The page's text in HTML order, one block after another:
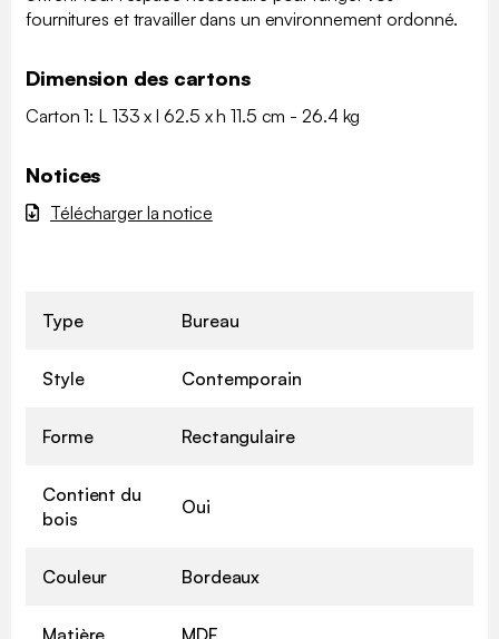
fournitures et travailler dans un environnement ordonné.
Dimension des cartons
Carton 1: L 133 x l 62.5 x h 11.5 cm - 26.4 kg
Notices
Télécharger la notice
Type Bureau
Style Contemporain
Forme Rectangulaire
Contient du
bois
Oui
Couleur Bordeaux
Matière MDF